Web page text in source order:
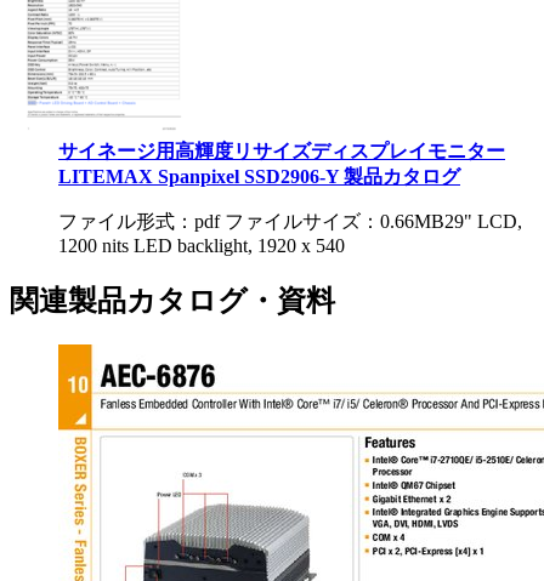
サイネージ用高輝度リサイズディスプレイモニター
LITEMAX Spanpixel SSD2906-Y 製品カタログ
ファイル形式：pdf ファイルサイズ：0.66MB29" LCD,
1200 nits LED backlight, 1920 x 540
関連製品カタログ・資料